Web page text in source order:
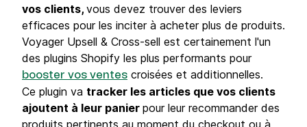
vos clients, vous devez trouver des leviers
efficaces pour les inciter à acheter plus de produits.
Voyager Upsell & Cross-sell est certainement l'un
des plugins Shopify les plus performants pour
booster vos ventes croisées et additionnelles.
Ce plugin va tracker les articles que vos clients
ajoutent à leur panier pour leur recommander des
produits pertinents au moment du checkout ou à